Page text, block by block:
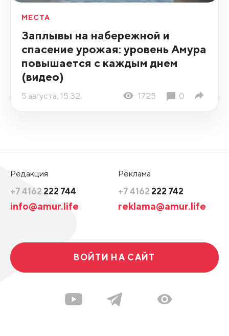
МЕСТА
Заплывы на набережной и
спасение урожая: уровень Амура
повышается с каждым днем
(видео)
5 августа, 15:32 1725 0
Редакция
+7 4162 222 744
info@amur.life
Реклама
+7 4162 222 742
reklama@amur.life
ВОЙТИ НА САЙТ